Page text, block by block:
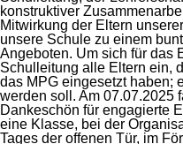
konstruktiver
Mitwirkung der Eltern
unsere Schule zu einem
Angeboten. Um sich für das
Schulleitung alle Eltern ein,
das MPG eingesetzt haben;
werden soll. Am 07.07.2025
Dankeschön für engagierte
eine Klasse, bei der
Tages der offenen Tür, im